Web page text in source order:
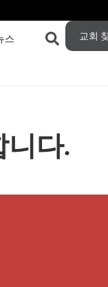
스 교회
니다.